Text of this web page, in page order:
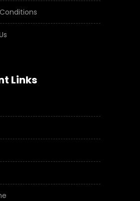
Links